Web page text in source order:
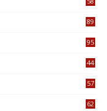
89
95
44
57
62